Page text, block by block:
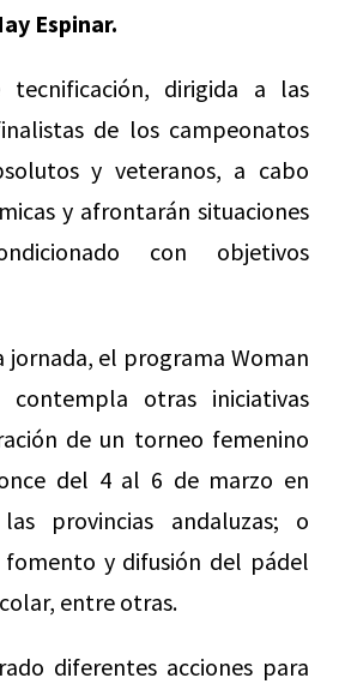
Espinar.
tecnificación, dirigida a las
de los campeonatos
y veteranos, a cabo
y afrontarán situaciones
con objetivos
jornada, el programa Woman
contempla otras iniciativas
de un torneo femenino
del 4 al 6 de marzo en
provincias andaluzas; o
fomento y difusión del pádel
entre otras.
diferentes acciones para